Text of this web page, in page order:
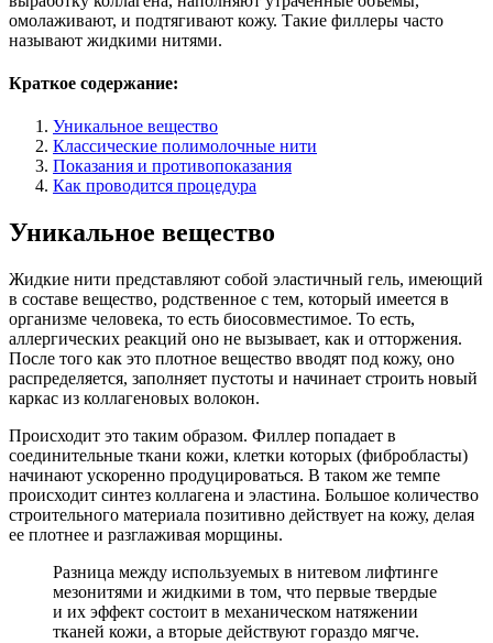
омолаживают, и подтягивают кожу. Такие филлеры часто
называют жидкими нитями.
Краткое содержание:
Уникальное вещество
Классические полимолочные нити
Показания и противопоказания
Как проводится процедура
Уникальное вещество
Жидкие нити представляют собой эластичный гель, имеющий
в составе вещество, родственное с тем, который имеется в
организме человека, то есть биосовместимое. То есть,
аллергических реакций оно не вызывает, как и отторжения.
После того как это плотное вещество вводят под кожу, оно
распределяется, заполняет пустоты и начинает строить новый
каркас из коллагеновых волокон.
Происходит это таким образом. Филлер попадает в
соединительные ткани кожи, клетки которых (фибробласты)
начинают ускоренно продуцироваться. В таком же темпе
происходит синтез коллагена и эластина. Большое количество
строительного материала позитивно действует на кожу, делая
ее плотнее и разглаживая морщины.
Разница между используемых в нитевом лифтинге
мезонитями и жидкими в том, что первые твердые
и их эффект состоит в механическом натяжении
тканей кожи, а вторые действуют гораздо мягче.